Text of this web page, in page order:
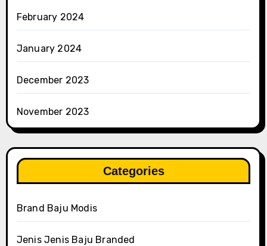
February 2024
January 2024
December 2023
November 2023
Categories
Brand Baju Modis
Jenis Jenis Baju Branded